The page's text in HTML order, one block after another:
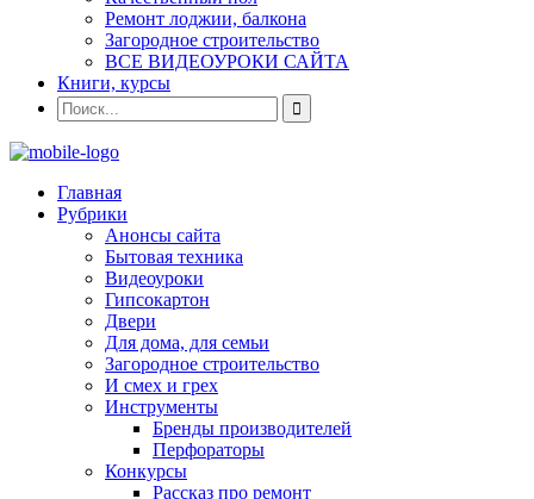
Ремонт лоджии, балкона
Загородное строительство
ВСЕ ВИДЕОУРОКИ САЙТА
Книги, курсы
Главная
Рубрики
Анонсы сайта
Бытовая техника
Видеоуроки
Гипсокартон
Двери
Для дома, для семьи
Загородное строительство
И смех и грех
Инструменты
Бренды производителей
Перфораторы
Конкурсы
Рассказ про ремонт